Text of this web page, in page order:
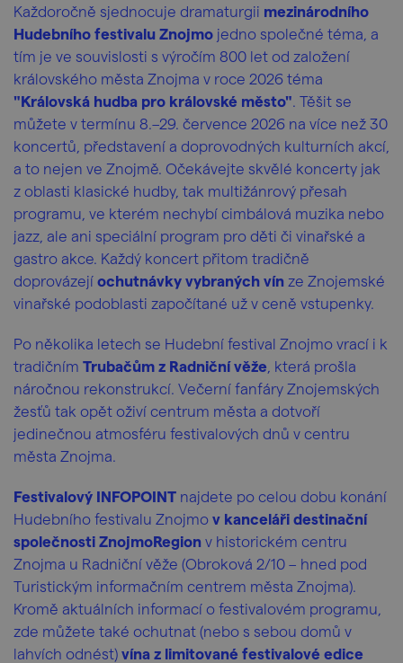
Každoročně sjednocuje dramaturgii mezinárodního
Hudebního festivalu Znojmo jedno společné téma, a
tím je ve souvislosti s výročím 800 let od založení
královského města Znojma v roce 2026 téma
"Královská hudba pro královské město". Těšit se
můžete v termínu 8.–29. července 2026 na více než 30
koncertů, představení a doprovodných kulturních akcí,
a to nejen ve Znojmě. Očekávejte skvělé koncerty jak
z oblasti klasické hudby, tak multižánrový přesah
programu, ve kterém nechybí cimbálová muzika nebo
jazz, ale ani speciální program pro děti či vinařské a
gastro akce. Každý koncert přitom tradičně
doprovázejí ochutnávky vybraných vín ze Znojemské
vinařské podoblasti započítané už v ceně vstupenky.
Po několika letech se Hudební festival Znojmo vrací i k
tradičním Trubačům z Radniční věže , která prošla
náročnou rekonstrukcí. Večerní fanfáry Znojemských
žesťů tak opět oživí centrum města a dotvoří
jedinečnou atmosféru festivalových dnů v centru
města Znojma.
Festivalový INFOPOINT najdete po celou dobu konání
Hudebního festivalu Znojmo v kanceláři destinační
společnosti ZnojmoRegion v historickém centru
Znojma u Radniční věže (Obroková 2/10 – hned pod
Turistickým informačním centrem města Znojma).
Kromě aktuálních informací o festivalovém programu,
zde můžete také ochutnat (nebo s sebou domů v
lahvích odnést) vína z limitované festivalové edice